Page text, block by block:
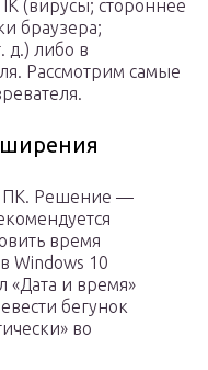
(вирусы; стороннее
браузера;
д.) либо в
Рассмотрим самые
ПК. Решение —
время
Windows 10
«Дата и время»
бегунок
во